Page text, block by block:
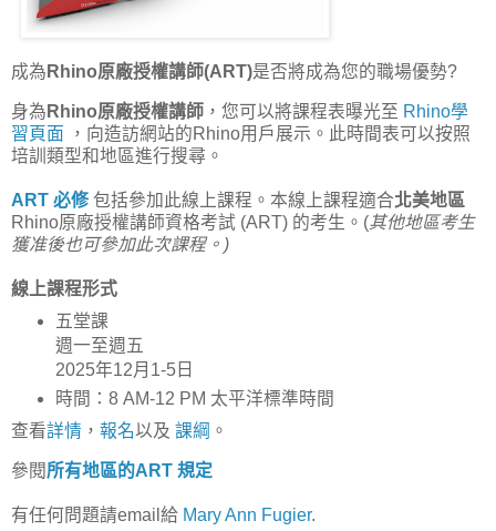
成為 Rhino原廠授權講師(ART)是否將成為您的職場優勢?
身為 Rhino原廠授權講師 ，您可以將課程表曝光至 Rhino學
習頁面
，向造訪網站的Rhino用戶展示。此時間表可以按照
培訓類型和地區進行搜尋。
ART 必修 包括參加此線上課程。 本線上課程適合北美地區
Rhino原廠授權講師資格考試 (ART) 的考生。 (其他地區考生
獲准後也可參加此次課程。)
線上課程形式
五堂課
週一至週五
2025年12月1-5日
時間：8 AM-12 PM 太平洋標準時間
查看詳情 ， 報名以及 課綱 。
參閱所有地區的ART 規定
有任何問題請email給 Mary Ann Fugier.